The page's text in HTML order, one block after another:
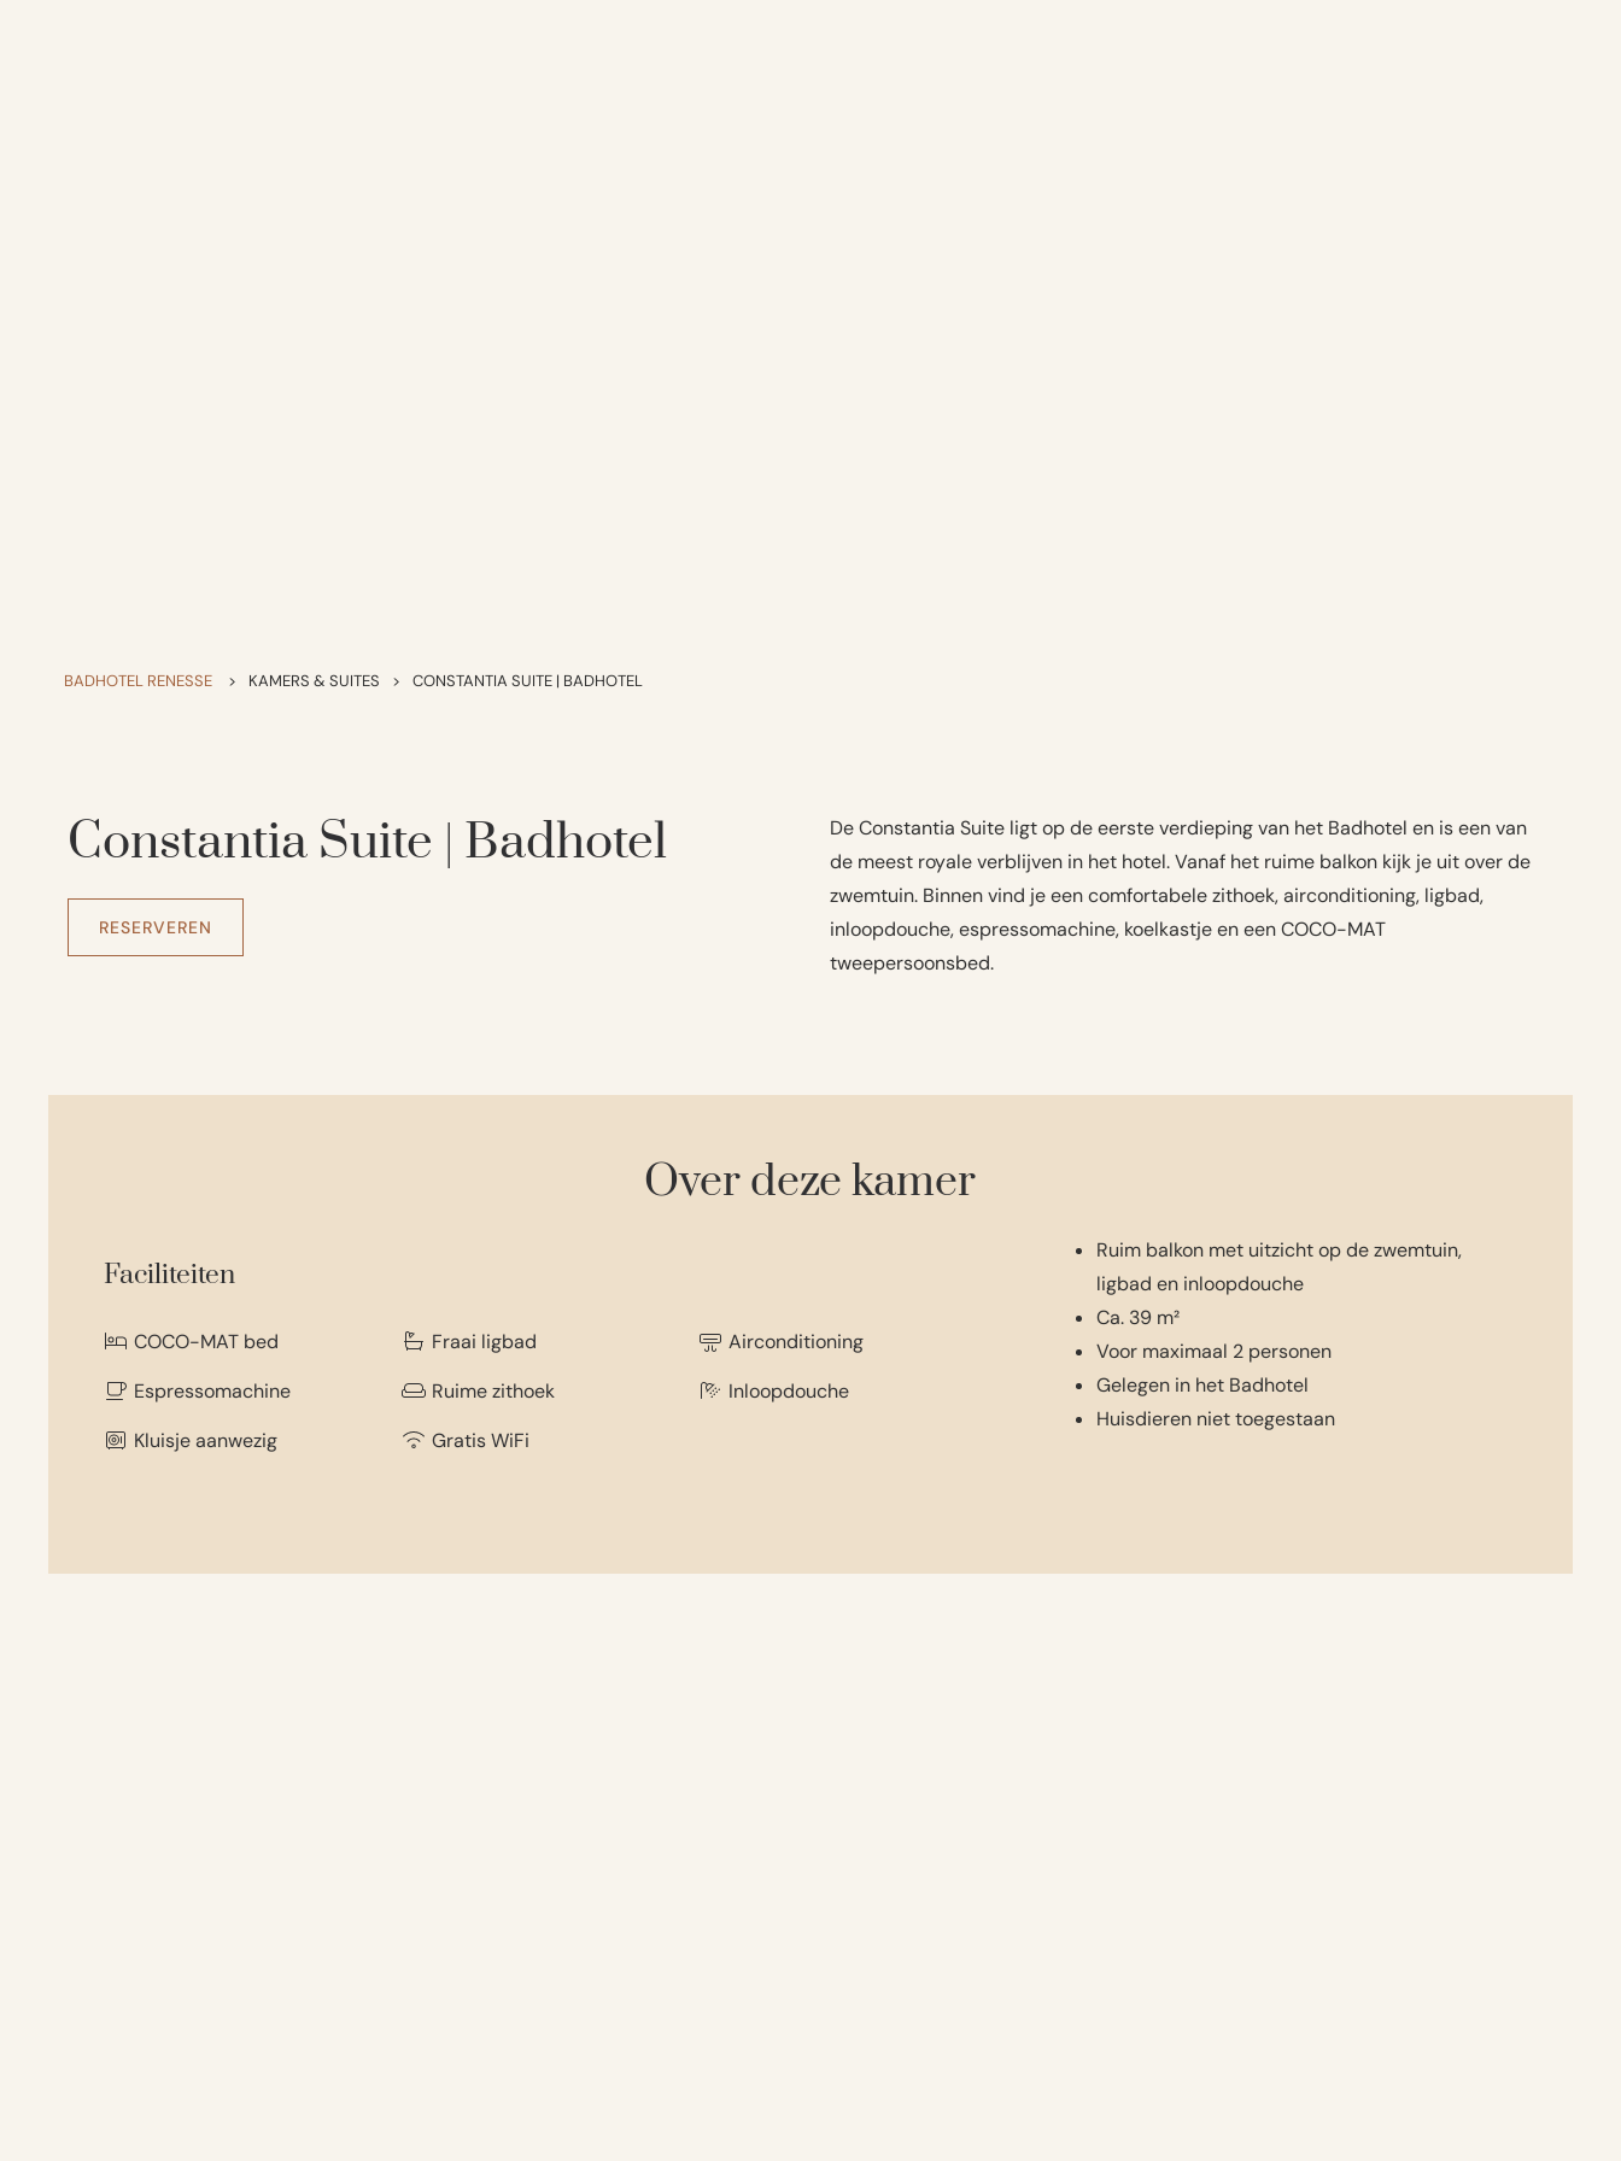
BADHOTEL RENESSE > KAMERS & SUITES > CONSTANTIA SUITE | BADHOTEL
Constantia Suite | Badhotel
RESERVEREN
De Constantia Suite ligt op de eerste verdieping van het Badhotel en is een van
de meest royale verblijven in het hotel. Vanaf het ruime balkon kijk je uit over de
zwemtuin. Binnen vind je een comfortabele zithoek, airconditioning, ligbad,
inloopdouche, espressomachine, koelkastje en een COCO-MAT
tweepersoonsbed.
Over deze kamer
Faciliteiten
COCO-MAT bed Fraai ligbad
Airconditioning
Espressomachine
Ruime zithoek
Inloopdouche
Kluisje aanwezig
Gratis WiFi
Ruim balkon met uitzicht op de zwemtuin,
ligbad en inloopdouche
Ca. 39 m²
Voor maximaal 2 personen
Gelegen in het Badhotel
Huisdieren niet toegestaan